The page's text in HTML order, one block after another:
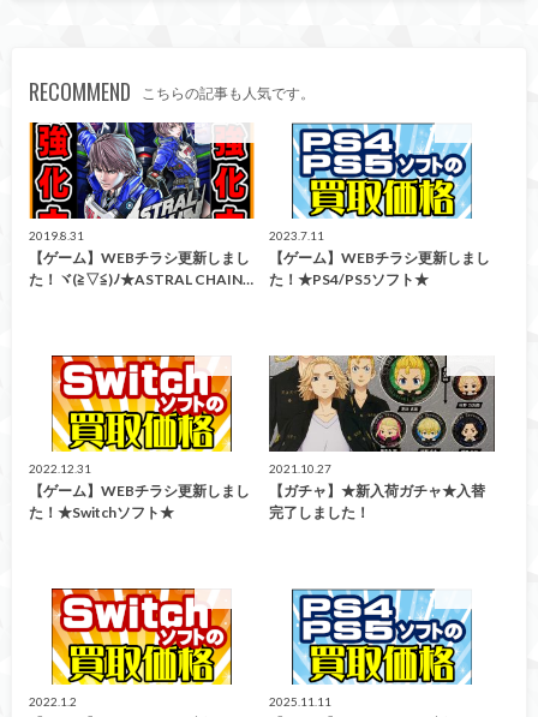
RECOMMEND こちらの記事も人気です。
買取告知
2019.8.31
【ゲーム】WEBチラシ更新しまし
た！ヾ(≧▽≦)ﾉ★ASTRAL CHAIN…
2023.7.11
【ゲーム】WEBチラシ更新しまし
た！★PS4/PS5ソフト★
買取告知
2022.12.31
【ゲーム】WEBチラシ更新しまし
た！★Switchソフト★
2021.10.27
【ガチャ】★新入荷ガチャ★入替
完了しました！
買取告知
2022.1.2 2025.11.11